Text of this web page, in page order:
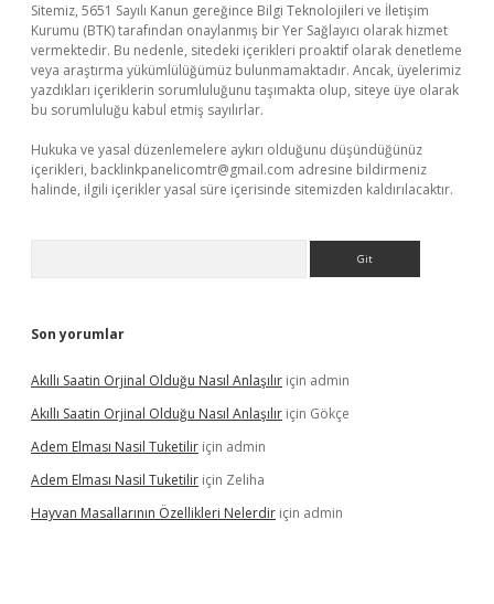
Sitemiz, 5651 Sayılı Kanun gereğince Bilgi Teknolojileri ve İletişim
Kurumu (BTK) tarafından onaylanmış bir Yer Sağlayıcı olarak hizmet
vermektedir. Bu nedenle, sitedeki içerikleri proaktif olarak denetleme
veya araştırma yükümlülüğümüz bulunmamaktadır. Ancak, üyelerimiz
yazdıkları içeriklerin sorumluluğunu taşımakta olup, siteye üye olarak
bu sorumluluğu kabul etmiş sayılırlar.
Hukuka ve yasal düzenlemelere aykırı olduğunu düşündüğünüz
içerikleri, backlinkpanelicomtr@gmail.com adresine bildirmeniz
halinde, ilgili içerikler yasal süre içerisinde sitemizden kaldırılacaktır.
Son yorumlar
Akıllı Saatin Orjinal Olduğu Nasıl Anlaşılır için admin
Akıllı Saatin Orjinal Olduğu Nasıl Anlaşılır için Gökçe
Adem Elması Nasil Tuketilir için admin
Adem Elması Nasil Tuketilir için Zeliha
Hayvan Masallarının Özellikleri Nelerdir için admin